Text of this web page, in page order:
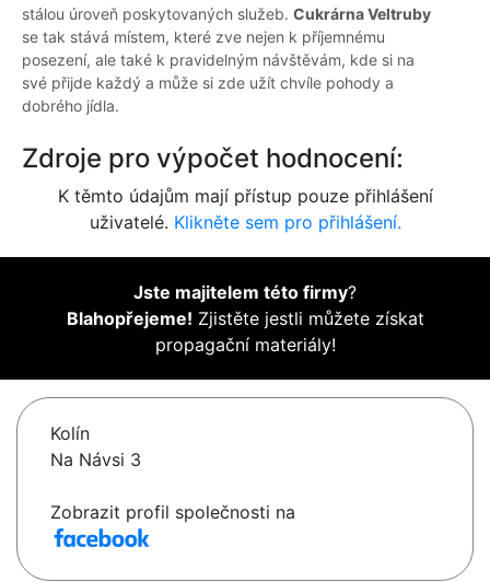
stálou úroveň poskytovaných služeb. Cukrárna Veltruby
se tak stává místem, které zve nejen k příjemnému
posezení, ale také k pravidelným návštěvám, kde si na
své přijde každý a může si zde užít chvíle pohody a
dobrého jídla.
Zdroje pro výpočet hodnocení:
K těmto údajům mají přístup pouze přihlášení
uživatelé. Klikněte sem pro přihlášení.
Jste majitelem této firmy?
Blahopřejeme! Zjistěte jestli můžete získat
propagační materiály!
Kolín
Na Návsi 3
Zobrazit profil společnosti na